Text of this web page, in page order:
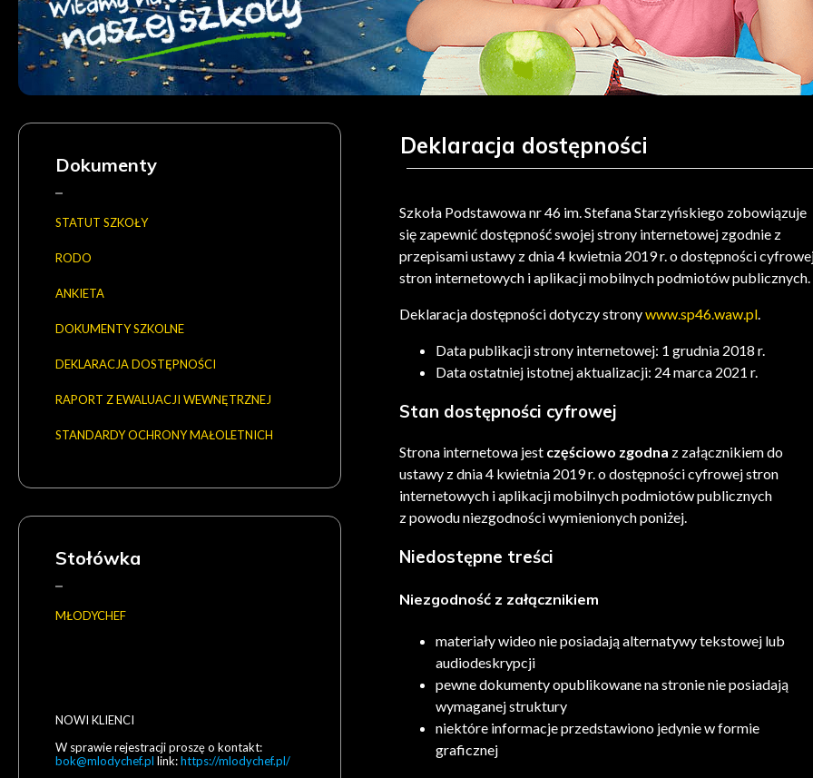
lewa
Dokumenty
STATUT SZKOŁY
RODO
ANKIETA
DOKUMENTY SZKOLNE
DEKLARACJA DOSTĘPNOŚCI
RAPORT Z EWALUACJI WEWNĘTRZNEJ
STANDARDY OCHRONY MAŁOLETNICH
Stołówka
MŁODYCHEF
NOWI KLIENCI
W sprawie rejestracji proszę o kontakt:
bok@mlodychef.pl link:https://mlodychef.pl/
Deklaracja dostępności
Szkoła Podstawowa nr 46 im. Stefana Starzyńskiego zobowiązuje
się zapewnić dostępność swojejstrony internetowej zgodnie z
przepisami ustawy z dnia 4 kwietnia 2019 r. o dostępności
stron internetowych i aplikacji mobilnych podmiotów publicznych.
Deklaracja dostępności dotyczy stronywww.sp46.waw.pl.
Data publikacji strony internetowej: 1 grudnia 2018 r.
Data ostatniej istotnej aktualizacji: 24 marca 2021 r.
Stan dostępności cyfrowej
Strona internetowa jest częściowo zgodna z załącznikiem do
ustawy z dnia 4 kwietnia 2019 r. o dostępności cyfrowej stron
internetowych i aplikacji mobilnych podmiotów publicznych
z powodu niezgodności wymienionych poniżej.
Niedostępne treści
Niezgodność z załącznikiem
materiały wideo nie posiadają alternatywy tekstowej lub
audiodeskrypcji
pewne dokumenty opublikowane na stronie nie posiadają
wymaganej struktury
niektóre informacje przedstawiono jedynie w formie
graficznej